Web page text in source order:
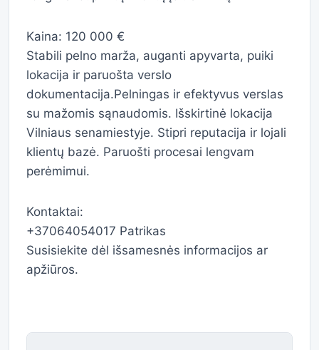
Kaina: 120 000 €
Stabili pelno marža, auganti apyvarta, puiki
lokacija ir paruošta verslo
dokumentacija.Pelningas ir efektyvus verslas
su mažomis sąnaudomis. Išskirtinė lokacija
Vilniaus senamiestyje. Stipri reputacija ir lojali
klientų bazė. Paruošti procesai lengvam
perėmimui.
Kontaktai:
+37064054017 Patrikas
Susisiekite dėl išsamesnės informacijos ar
apžiūros.